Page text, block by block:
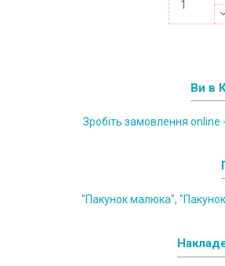
Ви в
Зробіть замовлення
"Пакунок малюка",